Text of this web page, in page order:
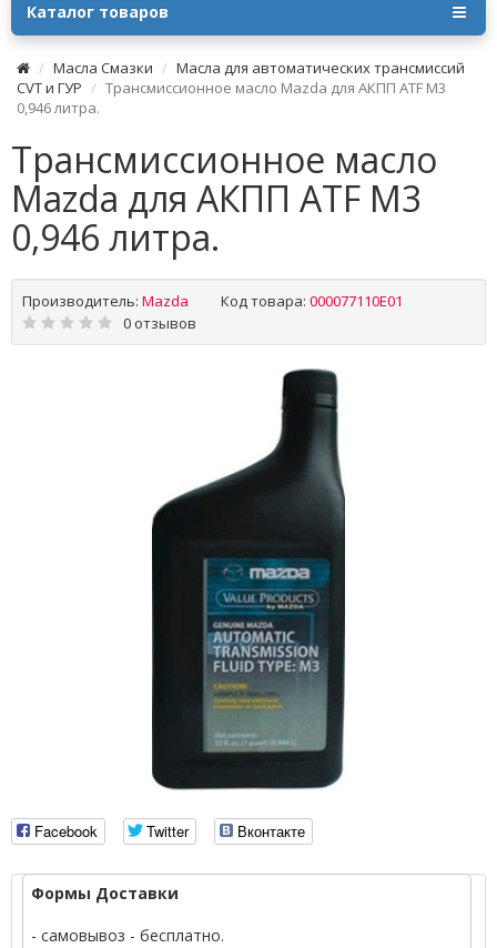
Каталог товаров
Масла Смазки
Масла для автоматических трансмиссий
CVT и ГУР
Трансмиссионное масло Mazda для АКПП ATF M3
0,946 литра.
Трансмиссионное масло
Mazda для АКПП ATF M3
0,946 литра.
Производитель: Mazda Код товара: 000077110E01
0 отзывов
Facebook Twitter Вконтакте
Формы Доставки
- самовывоз - бесплатно.